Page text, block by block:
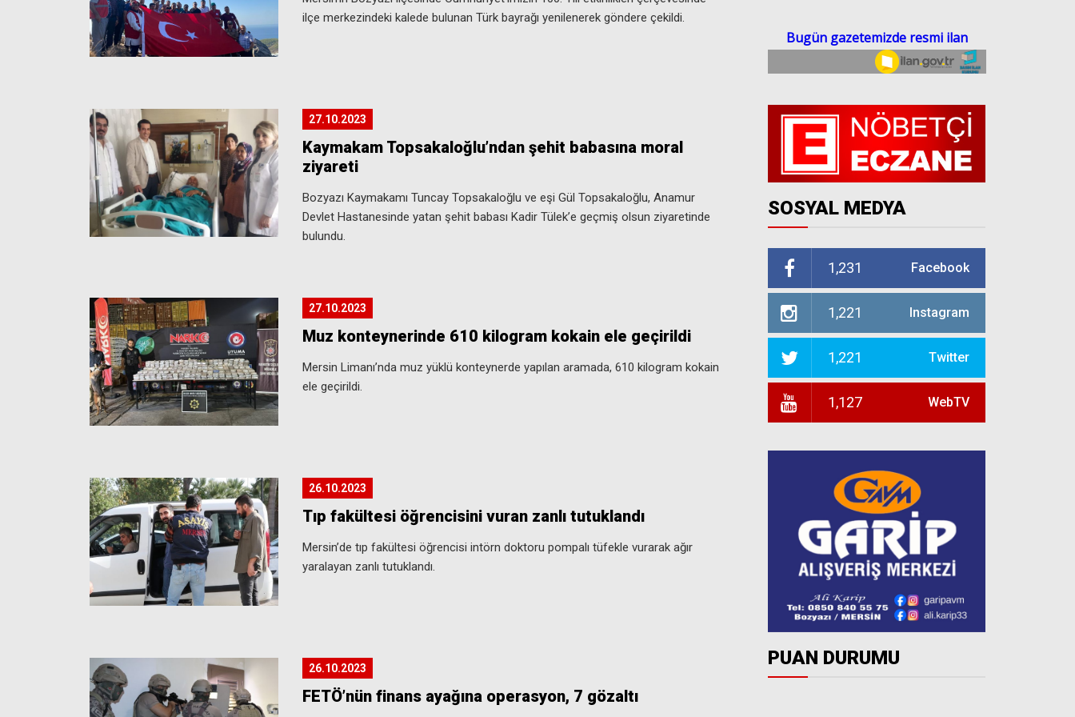
ilçe merkezindeki kalede bulunan Türk bayrağı yenilenerek göndere çekildi.
27.10.2023
Kaymakam Topsakaloğlu’ndan şehit babasına moral
ziyareti
Bozyazı Kaymakamı Tuncay Topsakaloğlu ve eşi Gül Topsakaloğlu, Anamur
Devlet Hastanesinde yatan şehit babası Kadir Tülek’e geçmiş olsun ziyaretinde
bulundu.
27.10.2023
Muz konteynerinde 610 kilogram kokain ele geçirildi
Mersin Limanı’nda muz yüklü konteynerde yapılan aramada, 610 kilogram kokain
ele geçirildi.
26.10.2023
Tıp fakültesi öğrencisini vuran zanlı tutuklandı
Mersin’de tıp fakültesi öğrencisi intörn doktoru pompalı tüfekle vurarak ağır
yaralayan zanlı tutuklandı.
26.10.2023
FETÖ’nün finans ayağına operasyon, 7 gözaltı
SOSYAL MEDYA
1,231 Facebook
1,221 Instagram
1,221 Twitter
1,127 WebTV
PUAN DURUMU